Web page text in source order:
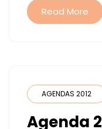
Read More
AGENDAS 2012
Agenda